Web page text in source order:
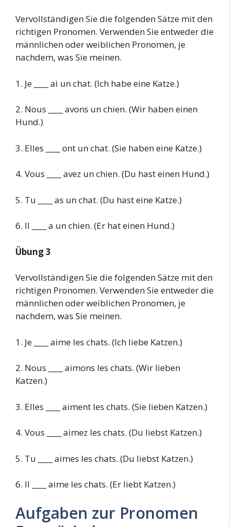
Vervollständigen Sie die folgenden Sätze mit den
richtigen Pronomen. Verwenden Sie entweder die
männlichen oder weiblichen Pronomen, je
nachdem, was Sie meinen.
1. Je ____ ai un chat. (Ich habe eine Katze.)
2. Nous ____ avons un chien. (Wir haben einen
Hund.)
3. Elles ____ ont un chat. (Sie haben eine Katze.)
4. Vous ____ avez un chien. (Du hast einen Hund.)
5. Tu ____ as un chat. (Du hast eine Katze.)
6. Il ____ a un chien. (Er hat einen Hund.)
Übung 3
Vervollständigen Sie die folgenden Sätze mit den
richtigen Pronomen. Verwenden Sie entweder die
männlichen oder weiblichen Pronomen, je
nachdem, was Sie meinen.
1. Je ____ aime les chats. (Ich liebe Katzen.)
2. Nous ____ aimons les chats. (Wir lieben
Katzen.)
3. Elles ____ aiment les chats. (Sie lieben Katzen.)
4. Vous ____ aimez les chats. (Du liebst Katzen.)
5. Tu ____ aimes les chats. (Du liebst Katzen.)
6. Il ____ aime les chats. (Er liebt Katzen.)
Aufgaben zur Pronomen